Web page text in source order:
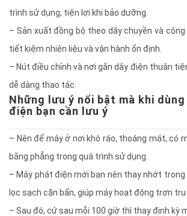
trình sử dụng, tiện lợi khi bảo dưỡng.
– Sản xuất đồng bộ theo dây chuyền và
tiết kiệm nhiên liệu và vận hành ổn định.
– Nút điều chỉnh và nơi gắn dây điện thuận
dễ dàng thao tác.
Những lưu ý nổi bật mà khi
điện bạn cần lưu ý
– Nên để máy ở nơi khô ráo, thoáng mát, có
bằng phẳng trong quá trình sử dụng.
– Máy phát điện mới bạn nên thay nhớt trong
lọc sạch cặn bẩn, giúp máy hoạt động trơn
– Sau đó, cứ sau mỗi 100 giờ thì thay định kỳ